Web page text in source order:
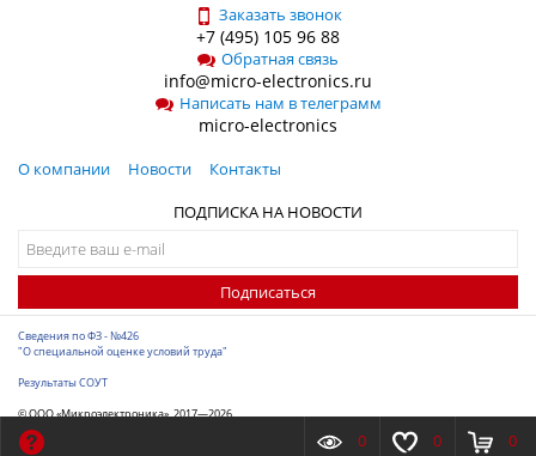
Заказать звонок
+7 (495) 105 96 88
Обратная связь
info@micro-electronics.ru
Написать нам в телеграмм
micro-electronics
О компании Новости
Контакты
ПОДПИСКА НА НОВОСТИ
Подписаться
Сведения по ФЗ - №426
"О специальной оценке условий труда"
Результаты СОУТ
© ООО «Микроэлектроника», 2017—2026
Разработка сайта
0 0 0